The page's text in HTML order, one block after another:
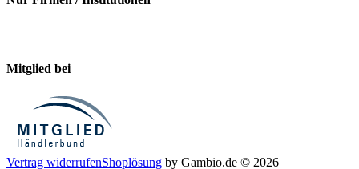
Mitglied bei
Vertrag widerrufenShoplösung by Gambio.de © 2026